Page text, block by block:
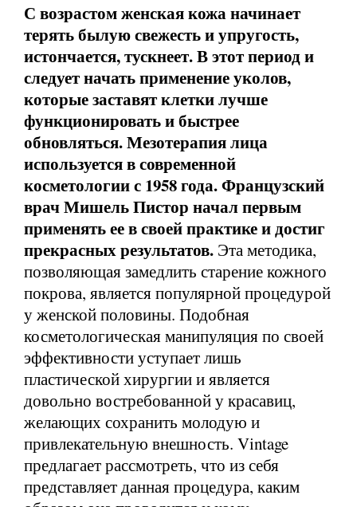
С возрастом женская кожа начинает
терять былую свежесть и упругость,
истончается, тускнеет. В этот период и
следует начать применение уколов,
которые заставят клетки лучше
функционировать и быстрее
обновляться. Мезотерапия лица
используется в современной
косметологии с 1958 года. Французский
врач Мишель Пистор начал первым
применять ее в своей практике и достиг
прекрасных результатов. Эта методика,
позволяющая замедлить старение кожного
покрова, является популярной процедурой
у женской половины. Подобная
косметологическая манипуляция по своей
эффективности уступает лишь
пластической хирургии и является
довольно востребованной у красавиц,
желающих сохранить молодую и
привлекательную внешность. Vintage
предлагает рассмотреть, что из себя
представляет данная процедура, каким